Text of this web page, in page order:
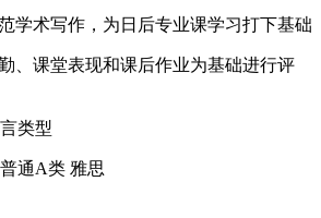
术写作，为日后专业课学习打下基础
课堂表现和课后作业为基础进行评
类型
A类 雅思